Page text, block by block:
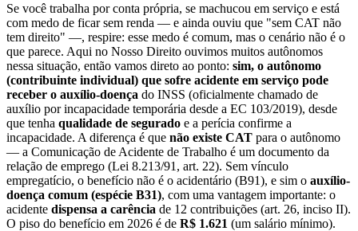
Se você trabalha por conta própria, se machucou em serviço e está
com medo de ficar sem renda — e ainda ouviu que "sem CAT não
tem direito" —, respire: esse medo é comum, mas o cenário não é o
que parece. Aqui no Nosso Direito ouvimos muitos autônomos
nessa situação, então vamos direto ao ponto: sim, o autônomo
(contribuinte individual) que sofre acidente em serviço pode
receber o auxílio-doença do INSS (oficialmente chamado de
auxílio por incapacidade temporária desde a EC 103/2019), desde
que tenha qualidade de segurado e a perícia confirme a
incapacidade. A diferença é que não existe CAT para o autônomo
— a Comunicação de Acidente de Trabalho é um documento da
relação de emprego (Lei 8.213/91, art. 22). Sem vínculo
empregatício, o benefício não é o acidentário (B91), e sim o auxílio-
doença comum (espécie B31), com uma vantagem importante: o
acidente dispensa a carência de 12 contribuições (art. 26, inciso II).
O piso do benefício em 2026 é de R$ 1.621 (um salário mínimo).